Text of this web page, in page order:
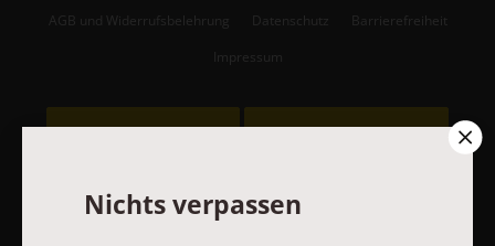
AGB und Widerrufsbelehrung Datenschutz Barrierefreiheit
Impressum
Vertrag widerrufen Abo online kündigen
Nichts verpassen